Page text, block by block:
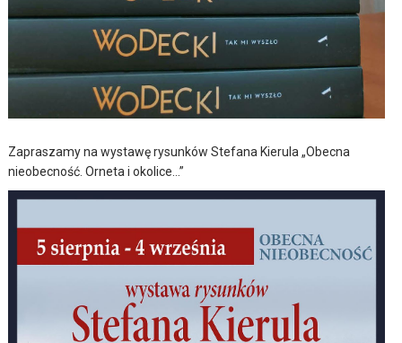
Zapraszamy na wystawę rysunków Stefana Kierula „Obecna
nieobecność. Orneta i okolice…”